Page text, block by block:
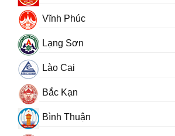
Vĩnh Phúc
Lạng Sơn
Lào Cai
Bắc Kạn
Bình Thuận